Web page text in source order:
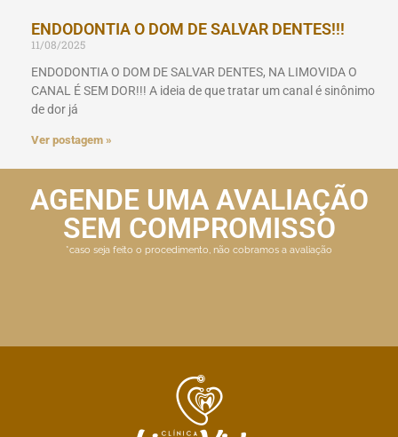
ENDODONTIA O DOM DE SALVAR DENTES!!!
11/08/2025
ENDODONTIA O DOM DE SALVAR DENTES, NA LIMOVIDA O
CANAL É SEM DOR!!! A ideia de que tratar um canal é sinônimo
de dor já
Ver postagem »
AGENDE UMA AVALIAÇÃO
SEM COMPROMISSO
*caso seja feito o procedimento, não cobramos a avaliação